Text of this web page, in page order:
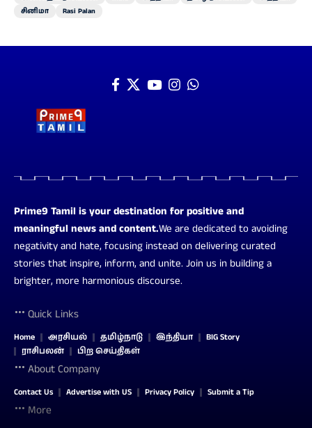
சினிமா
Rasi Palan
Prime9 Tamil is your destination for positive and
meaningful news and content.We are dedicated to avoiding
negativity and hate, focusing instead on delivering curated
stories that inspire, inform, and unite. Join us in building a
brighter, more harmonious discourse.
Quick Links
Home அரசியல் தமிழ்நாடு இந்தியா
BIG Story
ராசிபலன்
பிற செய்திகள்
About Company
Contact Us Advertise with US Privacy Policy Submit a Tip
More